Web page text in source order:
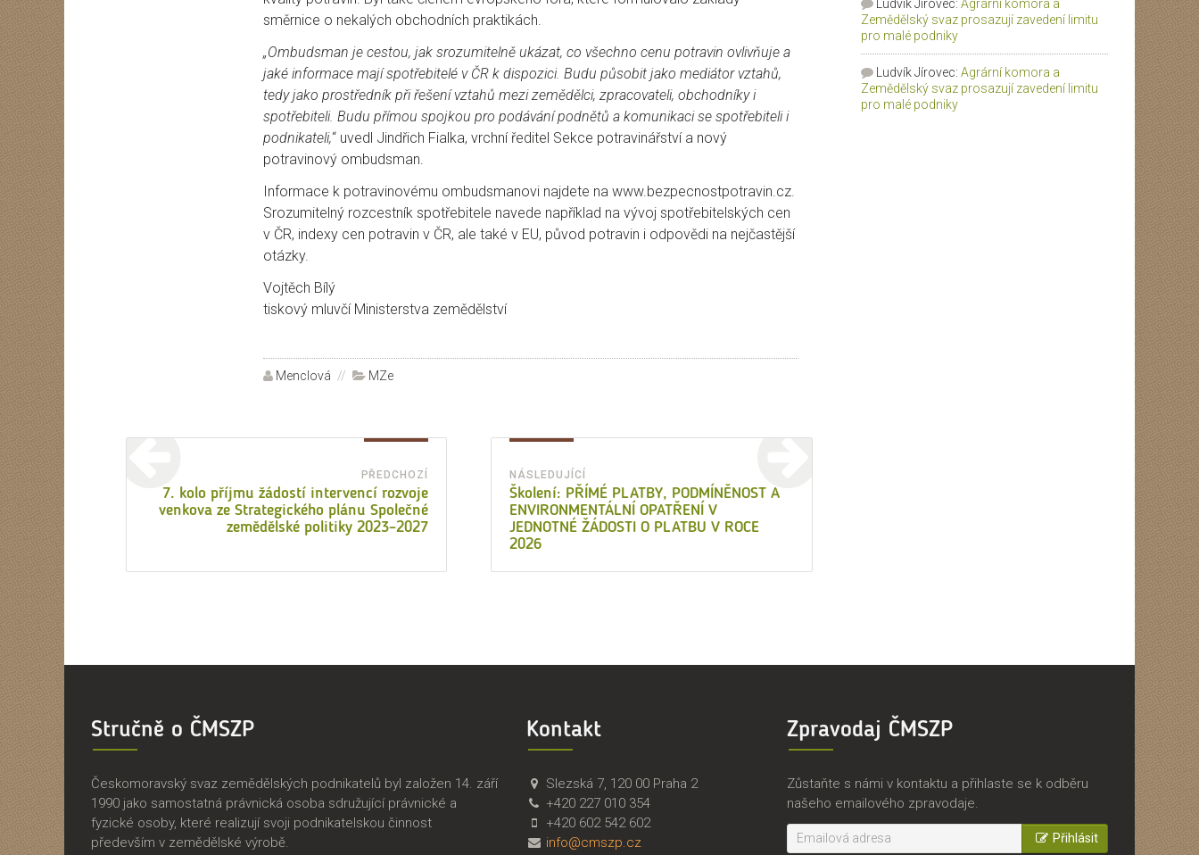
směrnice o nekalých obchodních praktikách.
„Ombudsman je cestou, jak srozumitelně ukázat, co všechno cenu potravin ovlivňuje a
jaké informace mají spotřebitelé v ČR k dispozici. Budu působit jako mediátor vztahů,
tedy jako prostředník při řešení vztahů mezi zemědělci, zpracovateli, obchodníky i
spotřebiteli. Budu přímou spojkou pro podávání podnětů a komunikaci se spotřebiteli i
podnikateli,“ uvedl Jindřich Fialka, vrchní ředitel Sekce potravinářství a nový
potravinový ombudsman.
Informace k potravinovému ombudsmanovi najdete na www.bezpecnostpotravin.cz.
Srozumitelný rozcestník spotřebitele navede například na vývoj spotřebitelských cen
v ČR, indexy cen potravin v ČR, ale také v EU, původ potravin i odpovědi na nejčastější
otázky.
Vojtěch Bílý
tiskový mluvčí Ministerstva zemědělství
Autor:
Menclová Rubriky:
MZe
příspěvek
PŘEDCHOZÍ
7. kolo příjmu žádostí intervencí rozvoje
venkova ze Strategického plánu Společné
zemědělské politiky 2023–2027
NÁSLEDUJÍCÍ
Následující
příspěvek:
Školení: PŘÍMÉ PLATBY, PODMÍNĚNOST A
ENVIRONMENTÁLNÍ OPATŘENÍ V
JEDNOTNÉ ŽÁDOSTI O PLATBU V ROCE
2026
Ludvík Jírovec: Agrární komora a
Zemědělský svaz prosazují zavedení limitu
pro malé podniky
Ludvík Jírovec: Agrární komora a
Zemědělský svaz prosazují zavedení limitu
pro malé podniky
Stručně o ČMSZP
Českomoravský svaz zemědělských podnikatelů byl založen 14. září
1990 jako samostatná právnická osoba sdružující právnické a
fyzické osoby, které realizují svoji podnikatelskou činnost
především v zemědělské výrobě.
Kontakt
Č
M
S
Z
Č
e
s
k
Slezská 7, 120 00 Praha 2
+420 227 010 354
+420 602 542 602
info@cmszp.cz
Zpravodaj ČMSZP
Zůstaňte s námi v kontaktu a přihlaste se k odběru
našeho emailového zpravodaje.
Přihlásit